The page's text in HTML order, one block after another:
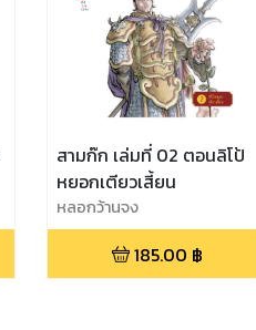
สามก๊ก เล่มที่ 02 ตอนลิโป้
หยอกเตียวเสี้ยน
หลอกว้านจง
185.00 ฿